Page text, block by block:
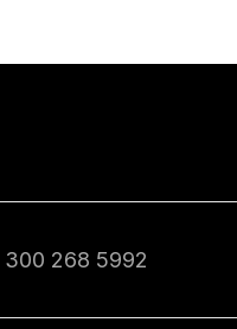
300 268 5992